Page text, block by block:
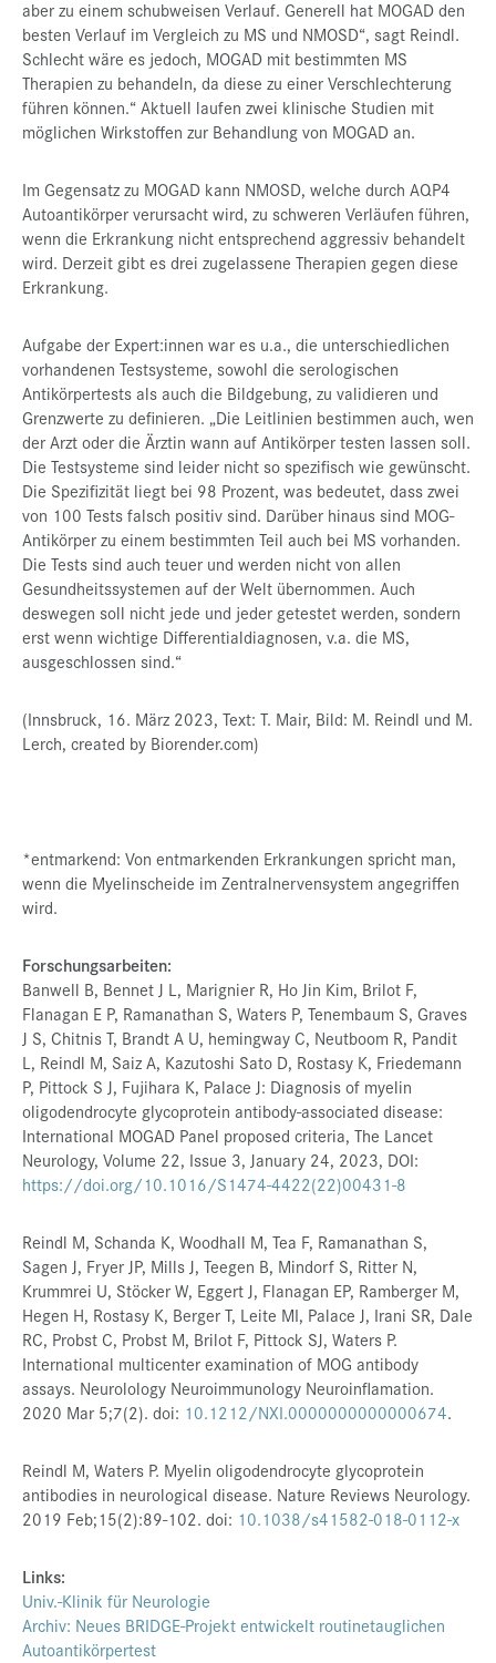
aber zu einem schubweisen Verlauf. Generell hat MOGAD den
besten Verlauf im Vergleich zu MS und NMOSD“, sagt Reindl.
Schlecht wäre es jedoch, MOGAD mit bestimmten MS
Therapien zu behandeln, da diese zu einer Verschlechterung
führen können.“ Aktuell laufen zwei klinische Studien mit
möglichen Wirkstoffen zur Behandlung von MOGAD an.
Im Gegensatz zu MOGAD kann NMOSD, welche durch AQP4
Autoantikörper verursacht wird, zu schweren Verläufen führen,
wenn die Erkrankung nicht entsprechend aggressiv behandelt
wird. Derzeit gibt es drei zugelassene Therapien gegen diese
Erkrankung.
Aufgabe der Expert:innen war es u.a., die unterschiedlichen
vorhandenen Testsysteme, sowohl die serologischen
Antikörpertests als auch die Bildgebung, zu validieren und
Grenzwerte zu definieren. „Die Leitlinien bestimmen auch, wen
der Arzt oder die Ärztin wann auf Antikörper testen lassen soll.
Die Testsysteme sind leider nicht so spezifisch wie gewünscht.
Die Spezifizität liegt bei 98 Prozent, was bedeutet, dass zwei
von 100 Tests falsch positiv sind. Darüber hinaus sind MOG-
Antikörper zu einem bestimmten Teil auch bei MS vorhanden.
Die Tests sind auch teuer und werden nicht von allen
Gesundheitssystemen auf der Welt übernommen. Auch
deswegen soll nicht jede und jeder getestet werden, sondern
erst wenn wichtige Differentialdiagnosen, v.a. die MS,
ausgeschlossen sind.“
(Innsbruck, 16. März 2023, Text: T. Mair, Bild: M. Reindl und M.
Lerch, created by Biorender.com)
*entmarkend: Von entmarkenden Erkrankungen spricht man,
wenn die Myelinscheide im Zentralnervensystem angegriffen
wird.
Forschungsarbeiten:
Banwell B, Bennet J L, Marignier R, Ho Jin Kim, Brilot F,
Flanagan E P, Ramanathan S, Waters P, Tenembaum S, Graves
J S, Chitnis T, Brandt A U, hemingway C, Neutboom R, Pandit
L, Reindl M, Saiz A, Kazutoshi Sato D, Rostasy K, Friedemann
P, Pittock S J, Fujihara K, Palace J: Diagnosis of myelin
oligodendrocyte glycoprotein antibody-associated disease:
International MOGAD Panel proposed criteria, The Lancet
Neurology, Volume 22, Issue 3, January 24, 2023, DOI:
https://doi.org/10.1016/S1474-4422(22)00431-8
Reindl M, Schanda K, Woodhall M, Tea F, Ramanathan S,
Sagen J, Fryer JP, Mills J, Teegen B, Mindorf S, Ritter N,
Krummrei U, Stöcker W, Eggert J, Flanagan EP, Ramberger M,
Hegen H, Rostasy K, Berger T, Leite MI, Palace J, Irani SR, Dale
RC, Probst C, Probst M, Brilot F, Pittock SJ, Waters P.
International multicenter examination of MOG antibody
assays. Neurolology Neuroimmunology Neuroinflamation.
2020 Mar 5;7(2). doi: 10.1212/NXI.0000000000000674.
Reindl M, Waters P. Myelin oligodendrocyte glycoprotein
antibodies in neurological disease. Nature Reviews Neurology.
2019 Feb;15(2):89-102. doi: 10.1038/s41582-018-0112-x
Links:
Univ.-Klinik für Neurologie
Archiv: Neues BRIDGE-Projekt entwickelt routinetauglichen
Autoantikörpertest